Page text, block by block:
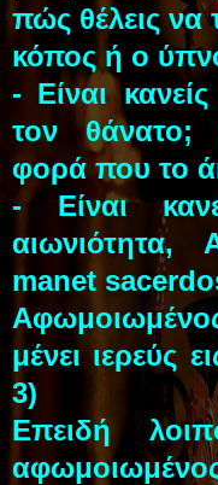
πώς θέλεις να
κόπος ή ο
- Είναι
τον
φορά που το
- Είναι
manet
μένει ιερεύς
3)
Επειδή